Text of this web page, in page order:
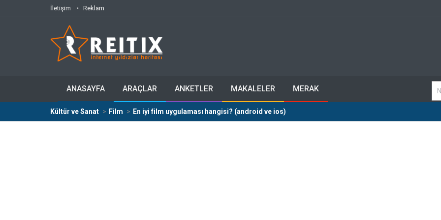
İletişim Reklam
ANASAYFA ARAÇLAR ANKETLER MAKALELER MERAK
Kültür ve Sanat Film En iyi film uygulaması hangisi? (android ve ios)